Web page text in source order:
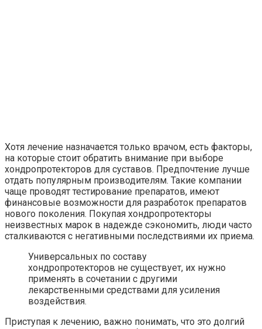
Хотя лечение назначается только врачом, есть факторы,
на которые стоит обратить внимание при выборе
хондропротекторов для суставов. Предпочтение лучше
отдать популярным производителям. Такие компании
чаще проводят тестирование препаратов, имеют
финансовые возможности для разработок препаратов
нового поколения. Покупая хондропротекторы
неизвестных марок в надежде сэкономить, люди часто
сталкиваются с негативными последствиями их приема.
Универсальных по составу
хондропротекторов не существует, их нужно
применять в сочетании с другими
лекарственными средствами для усиления
воздействия.
Приступая к лечению, важно понимать, что это долгий